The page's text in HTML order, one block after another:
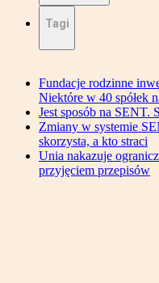
Tagi
Fundacje rodzinne
Niektóre w 40 spółek
Jest sposób na SENT.
Zmiany w systemie
skorzysta, a kto straci
Unia nakazuje
przyjęciem przepisów